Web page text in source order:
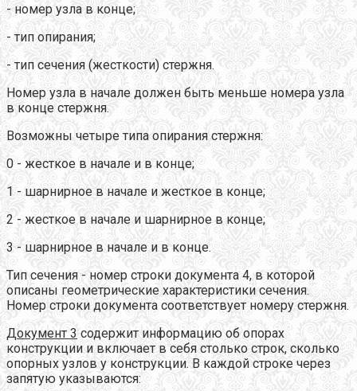
- номер узла в конце;
- тип опирания;
- тип сечения (жесткости) стержня.
Номер узла в начале должен быть меньше номера узла
в конце стержня.
Возможны четыре типа опирания стержня:
0 - жесткое в начале и в конце;
1 - шарнирное в начале и жесткое в конце;
2 - жесткое в начале и шарнирное в конце;
3 - шарнирное в начале и в конце.
Тип сечения - номер строки документа 4, в которой
описаны геометрические характеристики сечения.
Номер строки документа соответствует номеру стержня.
Документ 3 содержит информацию об опорах
конструкции и включает в себя столько строк, сколько
опорных узлов у конструкции. В каждой строке через
запятую указываются: